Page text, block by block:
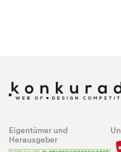
Eigentümer und
Herausgeber